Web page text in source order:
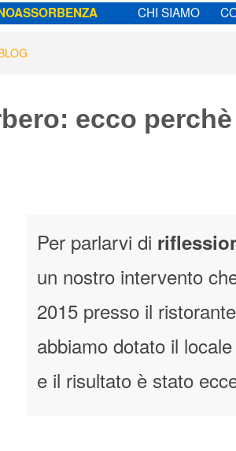
CHI SIAMO
ecco
Per parlarvi di
un nostro intervento
2015 presso il ristorante
abbiamo dotato il
e il risultato è stato